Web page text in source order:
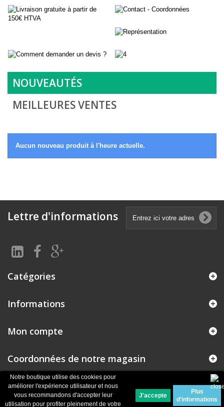
Notre boutique utilise des cookies pour
améliorer l'expérience utilisateur et nous
vous recommandons d'accepter leur
utilisation pour profiter pleinement de votre
Plus
d'informations
NOUVEAUTÉS
MEILLEURES VENTES
Aucun nouveau produit à l'heure actuelle.
Lettre d'informations
Catégories
Informations
© 2026Logiciel e-commerce par PrestaShop™
Mon compte
Coordonnées de notre magasin